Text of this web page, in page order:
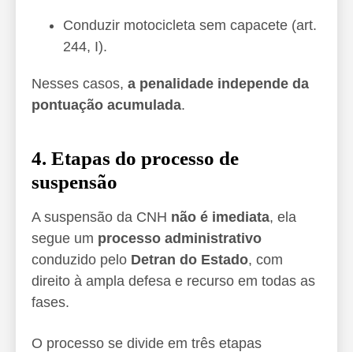
Conduzir motocicleta sem capacete (art.
244, I).
Nesses casos, a penalidade independe da
pontuação acumulada.
4. Etapas do processo de
suspensão
A suspensão da CNH não é imediata, ela
segue um processo administrativo
conduzido pelo Detran do Estado, com
direito à ampla defesa e recurso em todas as
fases.
O processo se divide em três etapas